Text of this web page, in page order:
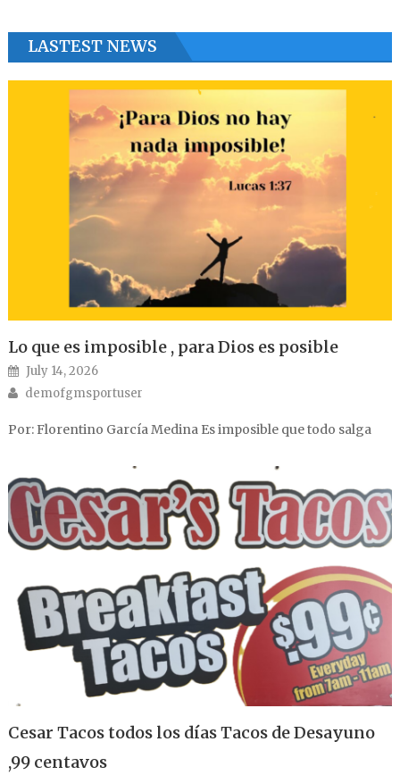
LASTEST NEWS
Lo que es imposible , para Dios es posible
Posted on
July 14, 2026
Author
demofgmsportuser
Por: Florentino García Medina Es imposible que todo salga
Cesar Tacos todos los días Tacos de Desayuno
,99 centavos